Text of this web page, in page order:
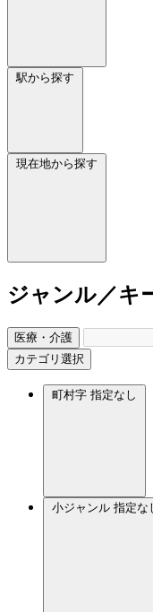
駅から探す
現在地から探す
ジャンル／キ
医療・介護
カテゴリ選択
町村字 指定なし
小ジャンル 指定な